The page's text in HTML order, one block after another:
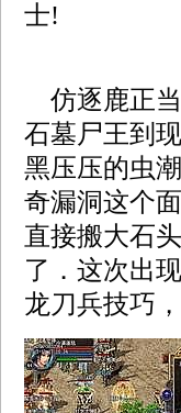
士!
仿逐鹿正当
石墓尸王到
黑压压的虫
奇漏洞这个
直接搬大石
了．这次出
龙刀兵技巧